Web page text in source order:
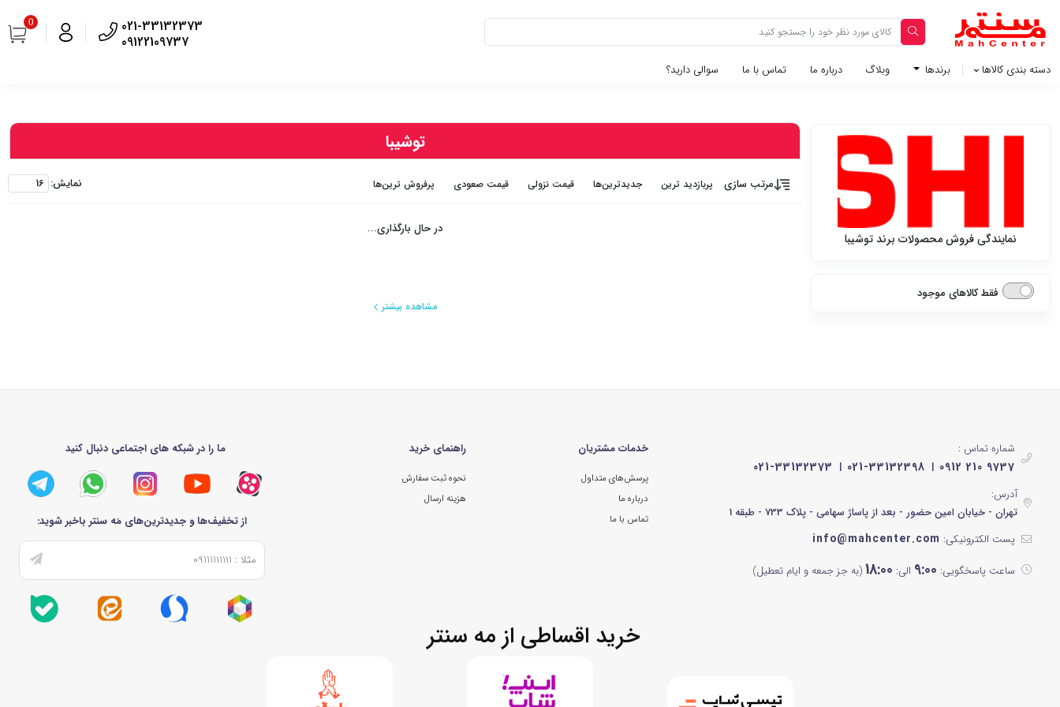
021-33132373
09122109737
0
دسته بندی کالاها برندها وبلاگ‌ درباره ما تماس با ما سوالی دارید؟
نمایندگی فروش محصولات برند توشیبا
فقط کالاهای موجود
توشیبا
مرتب سازی پربازديد ترين جديدترين‌ها قيمت نزولی قيمت صعودی پرفروش ترین‌ها نمايش:
در حال بارگذاری...
مشاهده بیشتر
شماره تماس :
0912 210 9737
021-33132398
021-33132373
آدرس:
تهران - خیابان امین حضور - بعد از پاساژ سهامی - پلاک 733 - طبقه 1
پست الکترونیکی: info@mahcenter.com
ساعت پاسخگویی: 9:00 الی: 18:00(به جز جمعه و ایام تعطیل)
خدمات مشتریان
پرسش‌های متداول
درباره ما
تماس با ما
راهنمای خرید
نحوه ثبت سفارش
هزینه ارسال
ما را در شبکه های اجتماعی دنبال کنید
از تخفیف‌ها و جدیدترین‌های مَه سنتر باخبر شوید:
خرید اقساطی از مه سنتر